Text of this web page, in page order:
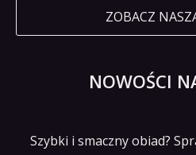
ZOBACZ
NOWOŚCI
Szybki i smaczny obiad?